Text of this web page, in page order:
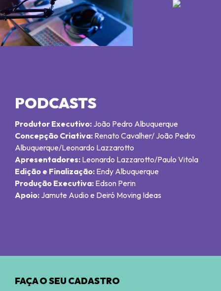
PODCASTS
Produtor Executivo: João Pedro Albuquerque
Concepção Criativa: Renato Cavalher/ João Pedro
Albuquerque/Leonardo Lazzarotto
Apresentadores: Leonardo Lazzarotto/Paulo Vitola
Edição e Finalização: Endy Albuquerque
Produção Executiva: Edson Perin
Apoio: Jamute Audio e Deiró Moving Ideas
FAÇA O SEU CADASTRO